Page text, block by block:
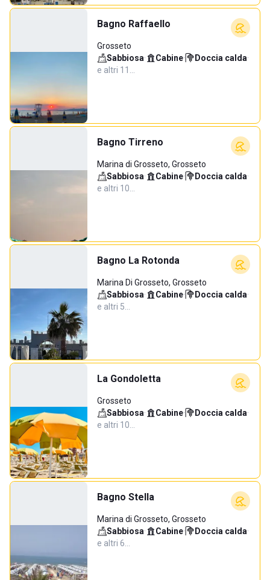
Bagno Raffaello
Grosseto
Sabbiosa· Cabine· Doccia calda·
e altri 11…
Bagno Tirreno
Marina di Grosseto, Grosseto
Sabbiosa· Cabine· Doccia calda·
e altri 10…
Bagno La Rotonda
Marina Di Grosseto, Grosseto
Sabbiosa· Cabine· Doccia calda·
e altri 5…
La Gondoletta
Grosseto
Sabbiosa· Cabine· Doccia calda·
e altri 10…
Bagno Stella
Marina di Grosseto, Grosseto
Sabbiosa· Cabine· Doccia calda·
e altri 6…